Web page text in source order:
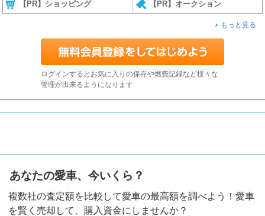
【PR】ショッピング 【PR】オークション
もっと見る
ログインするとお気に入りの保存や燃費記録など様々な
管理が出来るようになります
あなたの愛車、今いくら？
複数社の査定額を比較して愛車の最高額を調べよう！愛車
を賢く売却して、購入資金にしませんか？